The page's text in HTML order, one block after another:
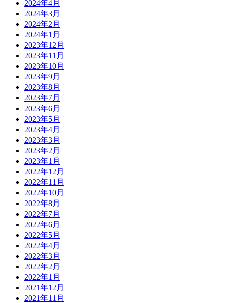
2024年4月
2024年3月
2024年2月
2024年1月
2023年12月
2023年11月
2023年10月
2023年9月
2023年8月
2023年7月
2023年6月
2023年5月
2023年4月
2023年3月
2023年2月
2023年1月
2022年12月
2022年11月
2022年10月
2022年8月
2022年7月
2022年6月
2022年5月
2022年4月
2022年3月
2022年2月
2022年1月
2021年12月
2021年11月